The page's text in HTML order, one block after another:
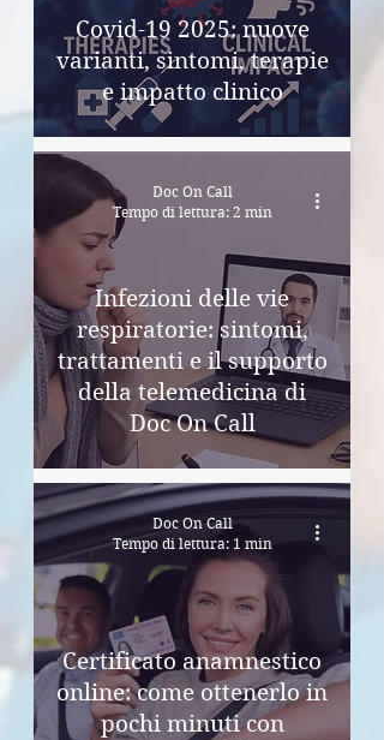
Covid-19 2025: nuove
varianti, sintomi, terapie
e impatto clinico
Infezioni delle vie
respiratorie: sintomi,
trattamenti e il supporto
della telemedicina di
Doc On Call
Doc On Call
Tempo di lettura: 2 min
Certificato anamnestico
online: come ottenerlo in
pochi minuti con
Doc On Call
Tempo di lettura: 1 min